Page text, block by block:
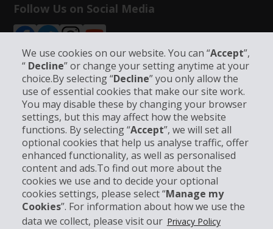
We use cookies on our website. You can “Accept”,
“ Decline” or change your setting anytime at your
choice.By selecting “Decline” you only allow the
use of essential cookies that make our site work.
You may disable these by changing your browser
settings, but this may affect how the website
functions. By selecting “Accept”, we will set all
optional cookies that help us analyse traffic, offer
enhanced functionality, as well as personalised
content and ads.To find out more about the
cookies we use and to decide your optional
cookies settings, please select “Manage my
Cookies”. For information about how we use the
data we collect, please visit our Privacy Policy
Follow Us on Social Media
Bedrijfsinformatie
Bedrijf
Klantenservice
Boek bij Hertz